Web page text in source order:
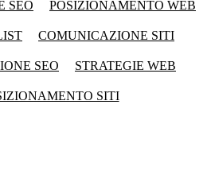
SEO POSIZIONAMENTO WEB
COMUNICAZIONE SITI
SEO STRATEGIE WEB
SITI